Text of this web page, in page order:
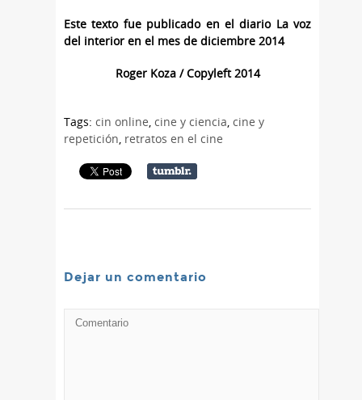
Este texto fue publicado en el diario La voz
del interior en el mes de diciembre 2014
Roger Koza / Copyleft 2014
Tags: cin online cine y ciencia cine y
repetición retratos en el cine
Dejar un comentario